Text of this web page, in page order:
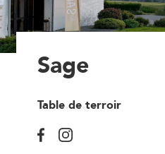
Sage
Table de terroir